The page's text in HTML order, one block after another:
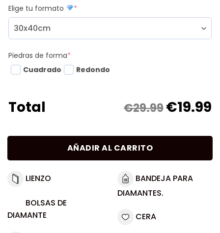
Elige tu formato *
Piedras de forma*
Cuadrado
Redondo
Total €29.99€19.99
AÑADIR AL CARRITO
LIENZO
BOLSAS DE
DIAMANTE
BANDEJA PARA
DIAMANTES.
CERA